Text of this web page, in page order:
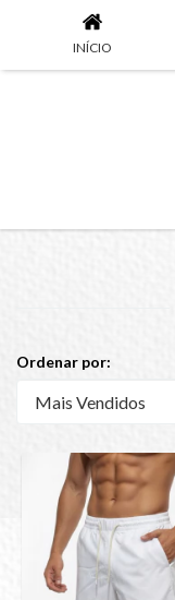
INÍCIO
Ordenar por: